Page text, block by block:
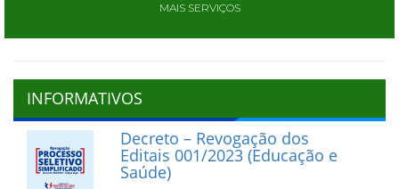
MAIS SERVIÇOS
INFORMATIVOS
Decreto – Revogação dos
Editais 001/2023 (Educação e
Saúde)